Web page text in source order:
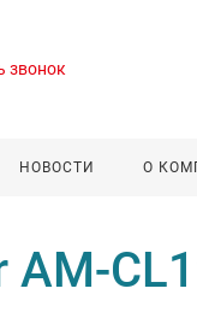
звонок
НОВОСТИ О